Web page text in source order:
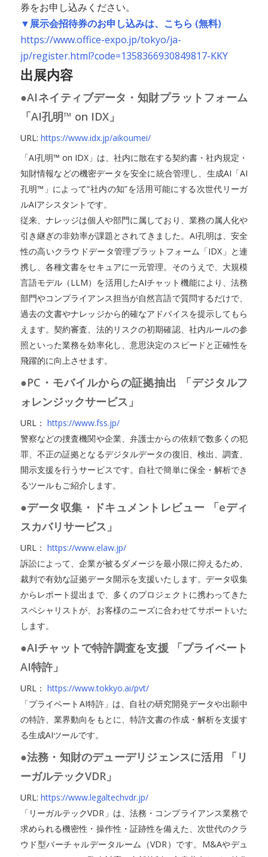
券をお申し込みください。
▼展示会招待券のお申し込みは、こちら (無料)
https://www.office-expo.jp/tokyo/ja-
jp/register.html?code=1358366930849817-KKY
出展内容
●AIネイティブデータ・知財プラットフォーム
「AI孔明™ on IDX」
URL: https://www.idx.jp/aikoumei/
「AI孔明™ on IDX」は、社内に散在する契約書・社内規定・
知財情報などの機密データを安全に統合管理し、生成AI「AI
孔明™」によって“社内の知”を活用可能にする次世代リーガ
ルAIアシスタントです。
従来、ナレッジは個人や部門に属しており、業務の属人化や
引き継ぎの非効率が課題とされてきました。AI孔明は、安全
性の高いクラウドデータ管理プラットフォーム「IDX」と連
携し、各種文書をセキュアに一元管理。そのうえで、大規模
言語モデル（LLM）を活用したAIチャット機能により、法務
部門やコンプライアンス担当が自然言語で質問するだけで、
過去の文書やナレッジから的確なアドバイスを提示してもら
えます。契約審査、法的リスクの初期確認、社内ルールの参
照といった業務を効率化し、意思決定のスピードと正確性を
飛躍的に向上させます。
●PC・モバイルからの証拠抽出 「デジタルフ
ォレンジックサービス」
URL： https://www.fss.jp/
警察などの捜査機関や企業、弁護士からの依頼で数多くの犯
罪、不正の証拠となるデジタルデータの復旧、検出、調査、
開示支援を行うサービスです。自社で簡単に保全・解析でき
るツールもご紹介します。
●データ収集・ドキュメントレビュー 「eディ
スカバリサービス」
URL： https://www.elaw.jp/
訴訟によって、企業が被るダメージを最小限に抑えるため、
裁判で有効な証拠データ開示を支援いたします。データ収集
からレポート提出まで、多くのプロジェクトに携わってきた
スペシャリストが、お客様のニーズに合わせてサポートいた
します。
●AIチャットで特許調査を支援 「プライベート
AI特許」
URL： https://www.tokkyo.ai/pvt/
「プライベートAI特許」は、自社の研究開発データや出願中
の特許、業界動向をもとに、特許文書の作成・解析を支援す
る生成AIツールです。
●法務・知財のデューデリジェンスに活用 「リ
ーガルテックVDR」
URL: https://www.legaltechvdr.jp/
「リーガルテックVDR」は、法務・コンプライアンス業務で
求められる機密性・操作性・証跡性を備えた、次世代のクラ
ウド型バーチャルデータルーム（VDR）です。M&Aやデュ